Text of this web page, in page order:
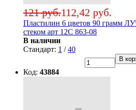
112,42 руб.
121 руб.
Пластилин 6 цветов 90 грамм
стеком арт 12С 863-08
В наличии
Стандарт: 1 /40
В
Код: 43884